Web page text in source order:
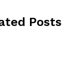
Posts